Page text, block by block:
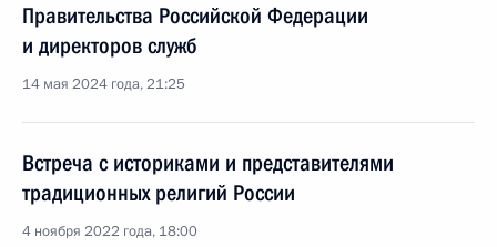
Правительства Российской Федерации
и директоров служб
14 мая 2024 года, 21:25
Встреча с историками и представителями
традиционных религий России
4 ноября 2022 года, 18:00